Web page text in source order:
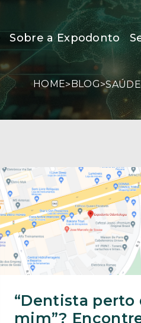
Sobre a Expodonto
HOME>BLOG>
“Dentista perto
mim”?